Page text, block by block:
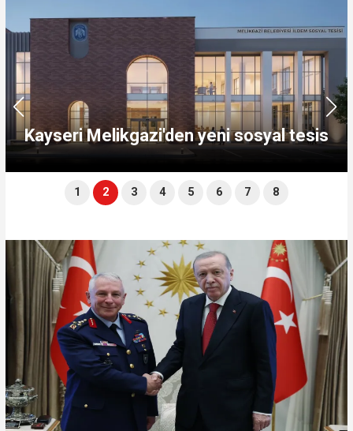
Kayseri Melikgazi'den yeni sosyal tesis
1 2 3 4 5 6 7 8